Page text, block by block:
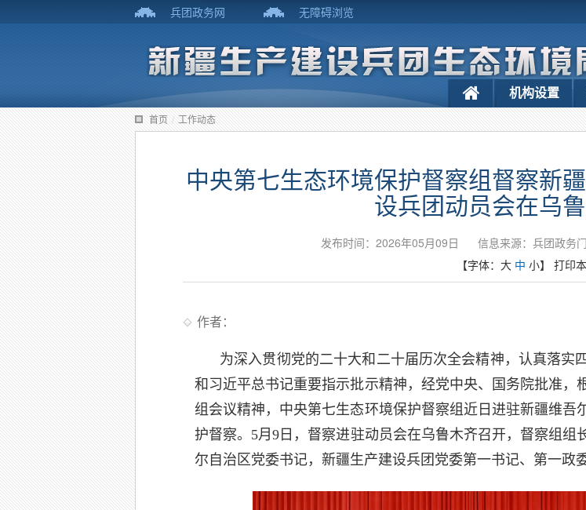
兵团政务网 无障碍浏览
机构设置
首页 / 工作动态
中央第七生态环境保护督察组督察新
设兵团动员会在乌
发布时间：2026年05月09日 信息来源：兵团政务
【字体： 大 中 小】 打印
作者：
为深入贯彻党的二十大和二十届历次全会精神，认真落实
和习近平总书记重要指示批示精神，经党中央、国务院批准
组会议精神，中央第七生态环境保护督察组近日进驻新疆维
护督察。5月9日，督察进驻动员会在乌鲁木齐召开，督察组
尔自治区党委书记，新疆生产建设兵团党委第一书记、第一政